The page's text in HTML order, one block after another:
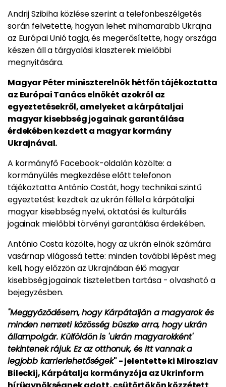
Andrij Szibiha közlése szerint a telefonbeszélgetés
során felvetette, hogyan lehet mihamarabb Ukrajna
az Európai Unió tagja, és megerősítette, hogy országa
készen áll a tárgyalási klaszterek mielőbbi
megnyitására.
Magyar Péter miniszterelnök hétfőn tájékoztatta
az Európai Tanács elnökét azokról az
egyeztetésekről, amelyeket a kárpátaljai
magyar kisebbség jogainak garantálása
érdekében kezdett a magyar kormány
Ukrajnával.
A kormányfő Facebook-oldalán közölte: a
kormányülés megkezdése előtt telefonon
tájékoztatta António Costát, hogy technikai szintű
egyeztetést kezdtek az ukrán féllel a kárpátaljai
magyar kisebbség nyelvi, oktatási és kulturális
jogainak mielőbbi törvényi garantálása érdekében.
António Costa közölte, hogy az ukrán elnök számára
vasárnap világossá tette: minden további lépést meg
kell, hogy előzzön az Ukrajnában élő magyar
kisebbség jogainak tiszteletben tartása - olvasható a
bejegyzésben.
"Meggyőződésem, hogy Kárpátalján a magyarok és
minden nemzeti közösség büszke arra, hogy ukrán
állampolgár. Külföldön is 'ukrán magyarokként'
tekintenek rájuk. Ez az otthonuk, és itt vannak a
legjobb karrierlehetőségek" - jelentette ki Miroszlav
Bileckij, Kárpátalja kormányzója az Ukrinform